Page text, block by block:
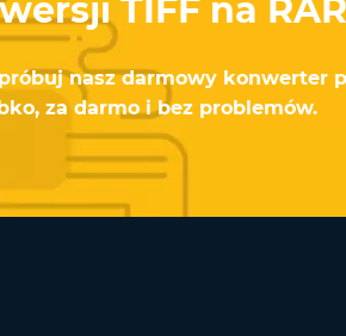
TIFF na
nasz darmowy konwerter
za darmo i bez problemów.